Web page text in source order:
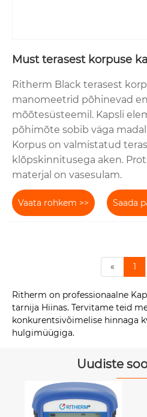
Must terasest korpuse
Ritherm Black terasest
manomeetrid põhinevad
mõõtesüsteemil. Kapsli
põhimõte sobib väga
Korpus on valmistatud
klõpskinnitusega aken.
materjal on vasesulam.
Vaata rohkem >> Saada
« 1
Ritherm on professionaalne
tarnija Hiinas. Tervitame teid
konkurentsivõimelise hinnaga
hulgimüügiga.
Uudiste